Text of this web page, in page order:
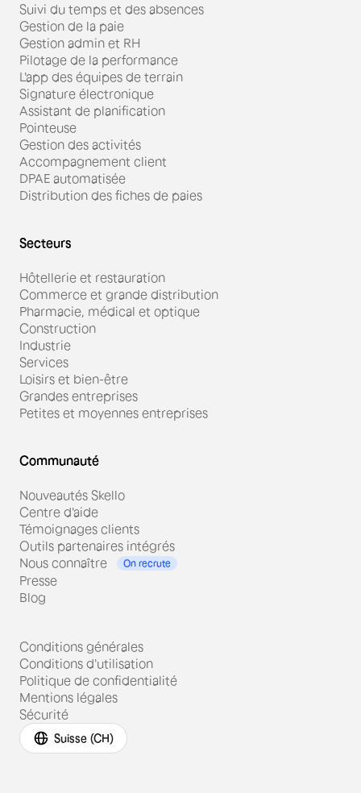
Suivi du temps et des absences
Gestion de la paie
Gestion admin et RH
Pilotage de la performance
L'app des équipes de terrain
Signature électronique
Assistant de planification
Pointeuse
Gestion des activités
Accompagnement client
DPAE automatisée
Distribution des fiches de paies
Secteurs
Hôtellerie et restauration
Commerce et grande distribution
Pharmacie, médical et optique
Construction
Industrie
Services
Loisirs et bien-être
Grandes entreprises
Petites et moyennes entreprises
Communauté
Nouveautés Skello
Centre d'aide
Témoignages clients
Outils partenaires intégrés
Nous connaître
On recrute
Presse
Blog
Conditions générales
Conditions d'utilisation
Politique de confidentialité
Mentions légales
Sécurité
Suisse (CH)